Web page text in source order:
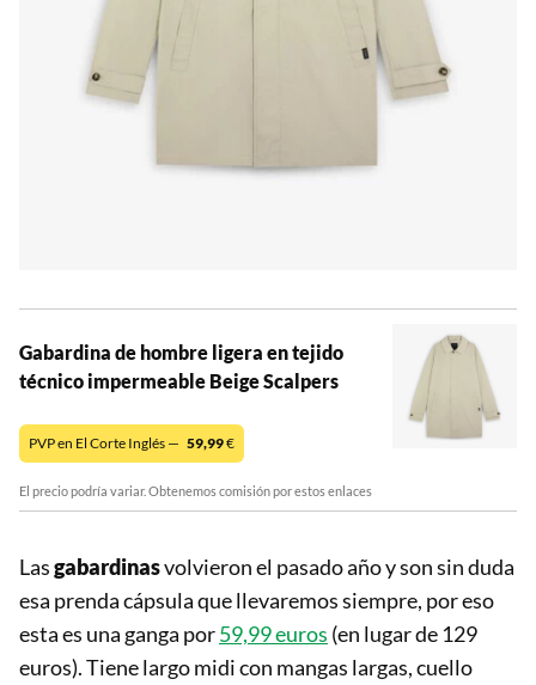
Gabardina de hombre ligera en tejido
técnico impermeable Beige Scalpers
PVP en El Corte Inglés — 59,99€
El precio podría variar. Obtenemos comisión por estos enlaces
Lasgabardinasvolvieron el pasado año y son sin duda
esa prenda cápsula que llevaremos siempre, por eso
esta es una ganga por59,99 euros (en lugar de 129
euros). Tiene largo midi con mangas largas, cuello